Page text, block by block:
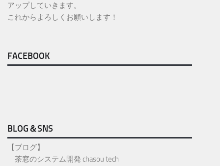
アップしていきます。
これからよろしくお願いします！
FACEBOOK
BLOG＆SNS
【ブログ】
茶窓のシステム開発 chasou tech